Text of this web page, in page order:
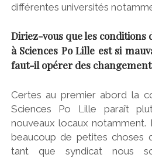
différentes universités
Diriez-vous que les conditions
à Sciences Po Lille est si
faut-il opérer des
Certes au premier abord la
Sciences Po Lille paraît
nouveaux locaux notamment.
beaucoup de petites choses
tant que syndicat nous